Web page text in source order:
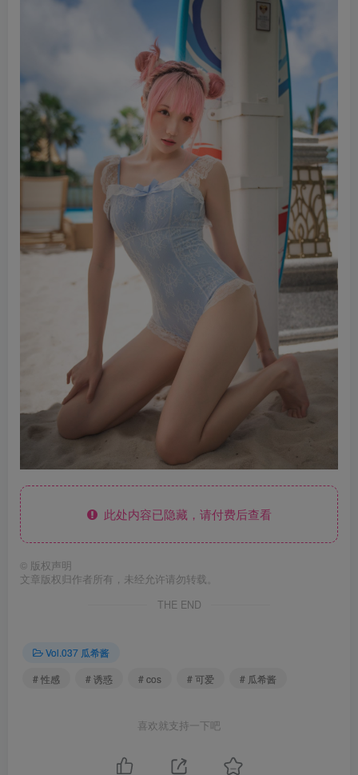
此处内容已隐藏，请付费后查看
© 版权声明
文章版权归作者所有，未经允许请勿转载。
THE END
Vol.037 瓜希酱
# 性感
# 诱惑 # cos # 可爱 # 瓜希酱
喜欢就支持一下吧